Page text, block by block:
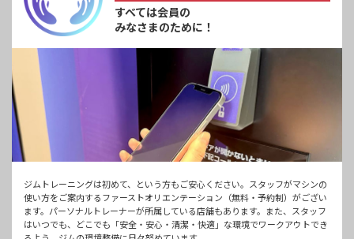
すべては会員の
みなさまのために！
ジムトレーニングは初めて、という方もご安心ください。スタッフがマシンの
使い方をご案内するファーストオリエンテーション（無料・予約制）がござい
ます。パーソナルトレーナーが所属している店舗もあります。また、スタッフ
はいつでも、どこでも「安全・安心・清潔・快適」な環境でワークアウトでき